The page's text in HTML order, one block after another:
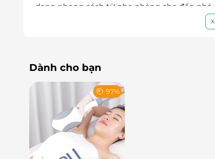
dạng phong cách từ nhẹ nhàng cho đến phá
Dành cho bạn
97%